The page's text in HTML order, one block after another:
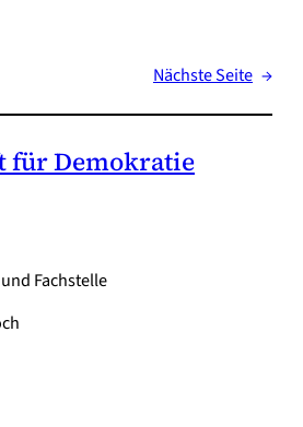
Nächste Seite →
für Demokratie
Fachstelle